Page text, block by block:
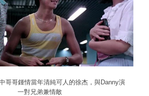
哥哥鍾情當年清純可人的徐杰，與Danny演
一對兄弟兼情敵